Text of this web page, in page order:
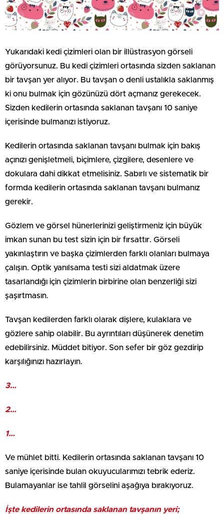
Yukarıdaki kedi çizimleri olan bir illüstrasyon görseli
görüyorsunuz. Bu kedi çizimleri ortasında sizden saklanan
bir tavşan yer alıyor. Bu tavşan o denli ustalıkla saklanmış
ki onu bulmak için gözünüzü dört açmanız gerekecek.
Sizden kedilerin ortasında saklanan tavşanı 10 saniye
içerisinde bulmanızı istiyoruz.
Kedilerin ortasında saklanan tavşanı bulmak için bakış
açınızı genişletmeli, biçimlere, çizgilere, desenlere ve
dokulara dahi dikkat etmelisiniz. Sabırlı ve sistematik bir
formda kedilerin ortasında saklanan tavşanı bulmanız
gerekir.
Gözlem ve görsel hünerlerinizi geliştirmeniz için büyük
imkan sunan bu test sizin için bir fırsattır. Görseli
yakınlaştırın ve başka çizimlerden farklı olanları bulmaya
çalışın. Optik yanılsama testi sizi aldatmak üzere
tasarlandığı için çizimlerin birbirine olan benzerliği sizi
şaşırtmasın.
Tavşan kedilerden farklı olarak dişlere, kulaklara ve
gözlere sahip olabilir. Bu ayrıntıları düşünerek denetim
edebilirsiniz. Müddet bitiyor. Son sefer bir göz gezdirip
karşılığınızı hazırlayın.
3…
2…
1…
Ve mühlet bitti. Kedilerin ortasında saklanan tavşanı 10
saniye içerisinde bulan okuyucularımızı tebrik ederiz.
Bulamayanlar ise tahlil görselini aşağıya bırakıyoruz.
İşte kedilerin ortasında saklanan tavşanın yeri;